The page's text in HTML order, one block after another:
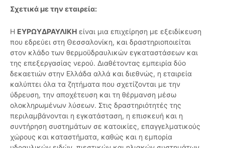
Σχετικά με την εταιρεία:
Η ΕΥΡΩΥΔΡΑΥΛΙΚΗ είναι μια επιχείρηση με εξειδίκευση
που εδρεύει στη Θεσσαλονίκη, και δραστηριοποιείται
στον κλάδο των θερμοϋδραυλικών εγκαταστάσεων και
της επεξεργασίας νερού. Διαθέτοντας εμπειρία δύο
δεκαετιών στην Ελλάδα αλλά και διεθνώς, η εταιρεία
καλύπτει όλα τα ζητήματα που σχετίζονται με την
ύδρευση, την αποχέτευση και τη θέρμανση μέσω
ολοκληρωμένων λύσεων. Στις δραστηριότητές της
περιλαμβάνονται η εγκατάσταση, η επισκευή και η
συντήρηση συστημάτων σε κατοικίες, επαγγελματικούς
χώρους και καταστήματα, καθώς και η εμπορία